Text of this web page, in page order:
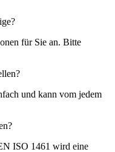
für Sie an. Bitte
und kann vom jedem
ISO 1461 wird eine